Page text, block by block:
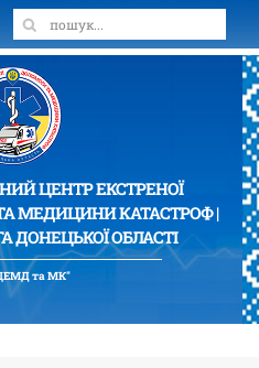
ЦЕНТР ЕКСТРЕНОЇ
МЕДИЦИНИ КАТАСТРОФ |
ОБЛАСТІ
та МК"